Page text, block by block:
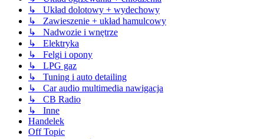
↳ Układ dolotowy + wydechowy
↳ Zawieszenie + układ hamulcowy
↳ Nadwozie i wnętrze
↳ Elektryka
↳ Felgi i opony
↳ LPG gaz
↳ Tuning i auto detailing
↳ Car audio multimedia nawigacja
↳ CB Radio
↳ Inne
Handelek
Off Topic